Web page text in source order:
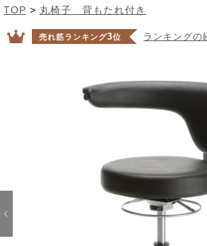
TOP > 丸椅子 背もたれ付き
売れ筋ランキング3位 ランキングの